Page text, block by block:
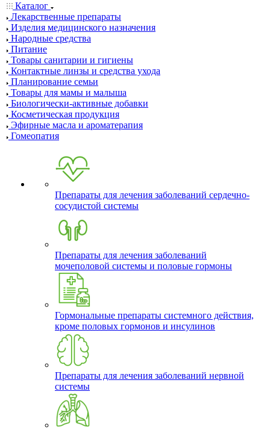
Каталог
Лекарственные препараты
Изделия медицинского назначения
Народные средства
Питание
Товары санитарии и гигиены
Контактные линзы и средства ухода
Планирование семьи
Товары для мамы и малыша
Биологически-активные добавки
Косметическая продукция
Эфирные масла и ароматерапия
Гомеопатия
Препараты для лечения заболеваний сердечно-
сосудистой системы
Препараты для лечения заболеваний
мочеполовой системы и половые гормоны
Гормональные препараты системного действия,
кроме половых гормонов и инсулинов
Препараты для лечения заболеваний нервной
системы